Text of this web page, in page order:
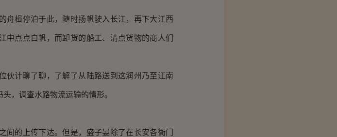
舟楫停泊于此，随时扬帆驶入长江，再下大江西
中点点白帆，而卸货的船工、清点货物的商人们
伙计聊了聊，了解了从陆路送到这润州乃至江南
，调查水路物流运输的情形。
的上传下达。但是，盛子晏除了在长安各衙门